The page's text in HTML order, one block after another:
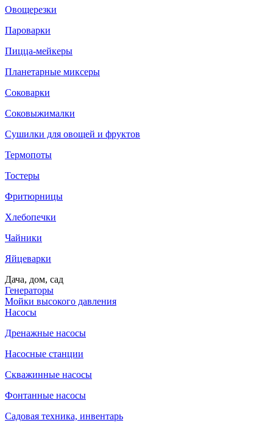
Овощерезки
Пароварки
Пицца-мейкеры
Планетарные миксеры
Соковарки
Соковыжималки
Сушилки для овощей и фруктов
Термопоты
Тостеры
Фритюрницы
Хлебопечки
Чайники
Яйцеварки
Дача, дом, сад
Генераторы
Мойки высокого давления
Насосы
Дренажные насосы
Насосные станции
Скважинные насосы
Фонтанные насосы
Садовая техника, инвентарь